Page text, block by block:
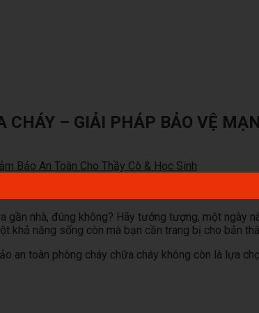
– GIẢI PHÁP BẢO VỆ
gần nhà, đúng không? Hãy tưởng tượng, một
khả năng sống còn mà bạn cần trang bị cho bản
an toàn phòng cháy chữa cháy không còn là lựa